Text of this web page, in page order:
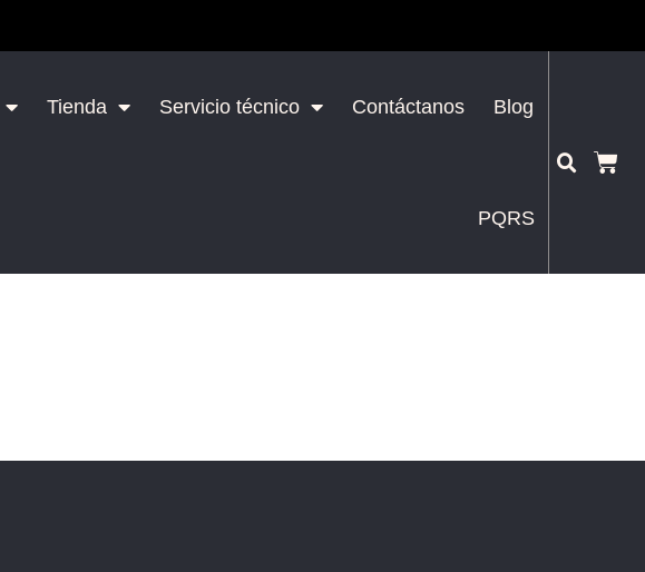
Tienda Servicio técnico Contáctanos Blog
PQRS